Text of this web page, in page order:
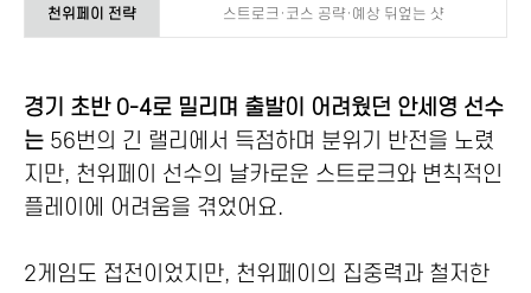
천위페이 전략 스트로크·코스 공략·예상 뒤엎는 샷
경기 초반 0-4로 밀리며 출발이 어려웠던 안세영 선수
는 56번의 긴 랠리에서 득점하며 분위기 반전을 노렸
지만, 천위페이 선수의 날카로운 스트로크와 변칙적인
플레이에 어려움을 겪었어요.
2게임도 접전이었지만, 천위페이의 집중력과 철저한